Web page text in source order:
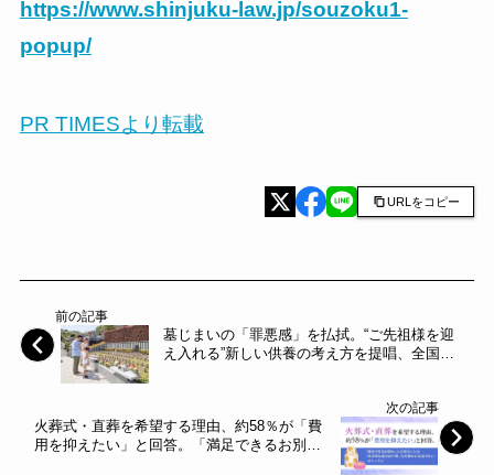
https://www.shinjuku-law.jp/souzoku1-
popup/
PR TIMESより転載
URLをコピー
前の記事
墓じまいの「罪悪感」を払拭。“ご先祖様を迎
え入れる”新しい供養の考え方を提唱、全国で
次の記事
火葬式・直葬を希望する理由、約58％が「費
用を抑えたい」と回答。「満足できるお別